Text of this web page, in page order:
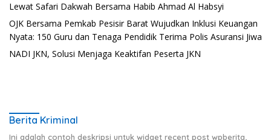
Lewat Safari Dakwah Bersama Habib Ahmad Al Habsyi
OJK Bersama Pemkab Pesisir Barat Wujudkan Inklusi Keuangan
Nyata: 150 Guru dan Tenaga Pendidik Terima Polis Asuransi Jiwa
NADI JKN, Solusi Menjaga Keaktifan Peserta JKN
Berita Kriminal
Ini adalah contoh deskripsi untuk widget recent post wpberita,